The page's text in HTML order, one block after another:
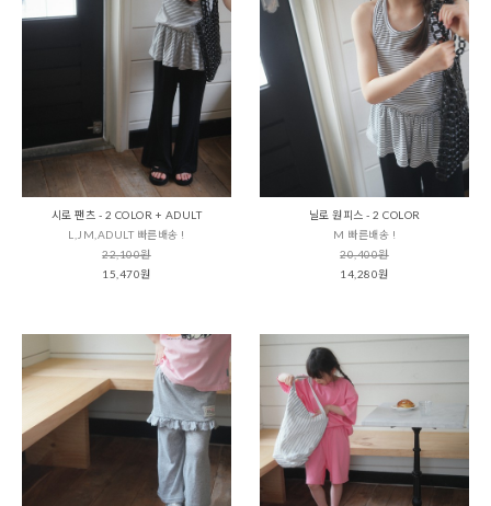
시로 팬츠 - 2 COLOR + ADULT
L,JM,ADULT 빠른배송 !
22,100원
15,470원
닐로 원피스 - 2 COLOR
M 빠른배송 !
20,400원
14,280원